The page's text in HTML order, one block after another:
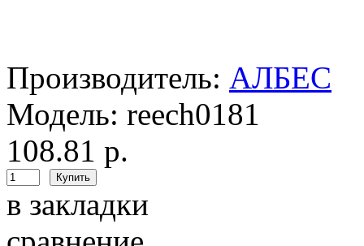
Производитель: АЛБЕС
Модель: reech0181
108.81 р.
в закладки